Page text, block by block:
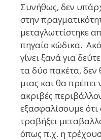
Συνήθως, δεν
στην
μεταγλωττίστηκε
πηγαίο κώδικα.
γίνει ξανά για
τα δύο πακέτα, δεν
μιας και θα
ακριβές
εξασφαλίσουμε
τραβήξει
όπως π.χ. η